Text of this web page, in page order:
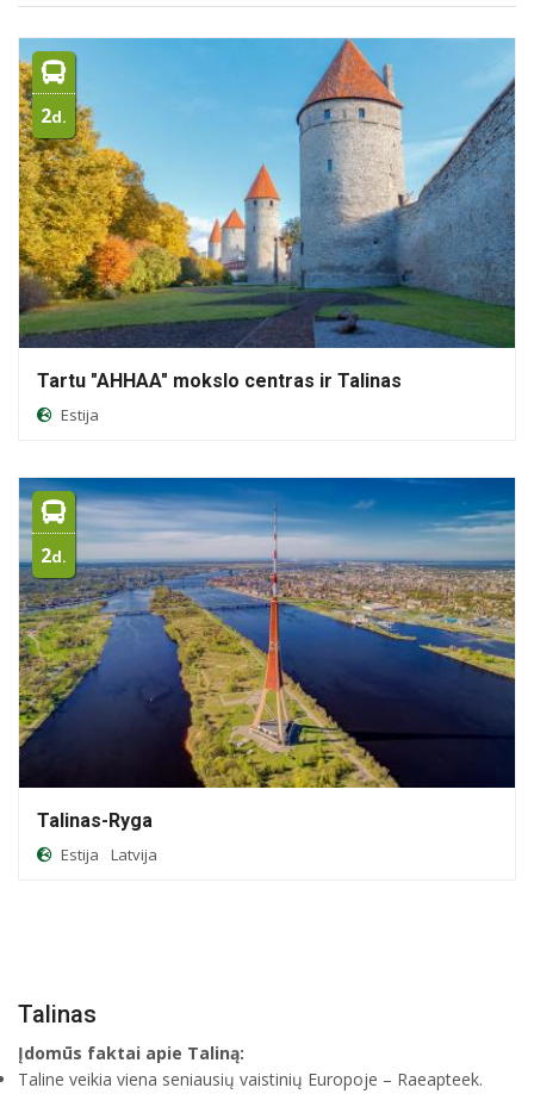
2d.
Tartu "AHHAA" mokslo centras ir Talinas
Estija
2d.
Talinas-Ryga
Estija Latvija
Talinas
Įdomūs faktai apie Taliną:
Taline veikia viena seniausių vaistinių Europoje – Raeapteek.